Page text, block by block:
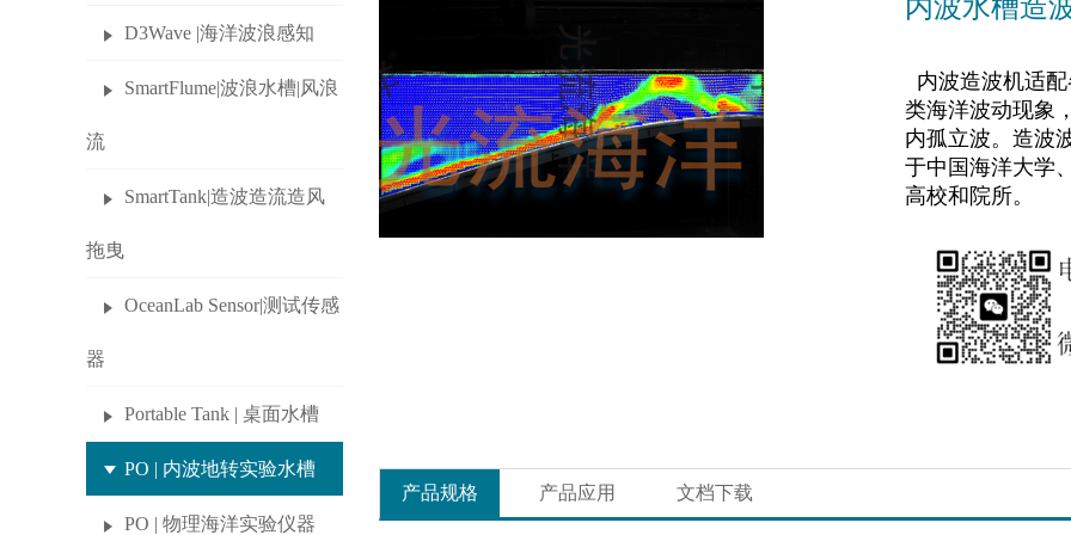
D3Wave |海洋波浪感知
SmartFlume|波浪水槽|风浪
流
SmartTank|造波造流造风
拖曳
OceanLab Sensor|测试传感
器
Portable Tank | 桌面水槽
PO | 内波地转实验水槽
PO | 物理海洋实验仪器
内波水槽造
内波造波机适
类海洋波动现象
内孤立波。造波
于中国海洋大学
高校和院所。
产品规格 产品应用 文档下载